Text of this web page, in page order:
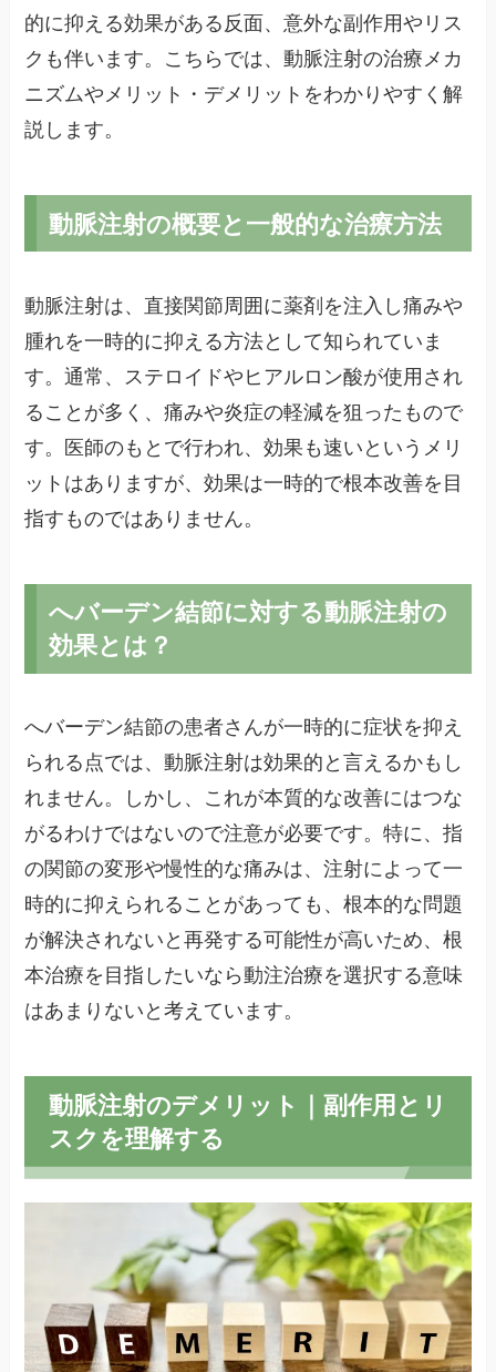
的に抑える効果がある反面、意外な副作用やリス
クも伴います。こちらでは、動脈注射の治療メカ
ニズムやメリット・デメリットをわかりやすく解
説します。
動脈注射の概要と一般的な治療方法
動脈注射は、直接関節周囲に薬剤を注入し痛みや
腫れを一時的に抑える方法として知られていま
す。通常、ステロイドやヒアルロン酸が使用され
ることが多く、痛みや炎症の軽減を狙ったもので
す。医師のもとで行われ、効果も速いというメリ
ットはありますが、効果は一時的で根本改善を目
指すものではありません。
へバーデン結節に対する動脈注射の
効果とは？
へバーデン結節の患者さんが一時的に症状を抑え
られる点では、動脈注射は効果的と言えるかもし
れません。しかし、これが本質的な改善にはつな
がるわけではないので注意が必要です。特に、指
の関節の変形や慢性的な痛みは、注射によって一
時的に抑えられることがあっても、根本的な問題
が解決されないと再発する可能性が高いため、根
本治療を目指したいなら動注治療を選択する意味
はあまりないと考えています。
動脈注射のデメリット｜副作用とリ
スクを理解する